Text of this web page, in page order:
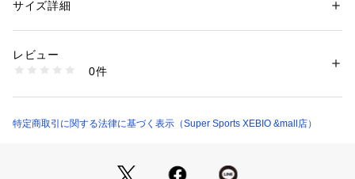
●重さ:125g
●針とホースを完全収納!:持ち運び時の針折れを防止するポップ
【アウトソールホース構造
●台湾製
※一部商品において弊社カラー表記がメーカーカラー表記と異
性別：レディース
商品番号：
10353084601 （ショップ）
サイズ詳細
レビュー
0件
特定商取引に関する法律に基づく表示（Super Sports XEBIO &mall店）